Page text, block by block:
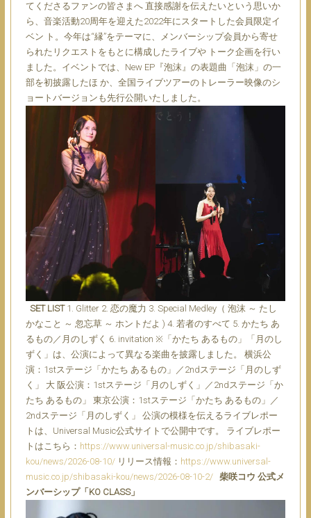
てくださるファンの皆さまへ 直接感謝を伝えたいという思いか
ら、音楽活動20周年を迎えた2022年にスタートした会員限定イ
ベン ト。今年は“縁”をテーマに、メンバーシップ会員から寄せ
られたリクエストをもとに構成したライブや トーク企画を行い
ました。イベントでは、New EP『泡沫』の表題曲「泡沫」の一
部を初披露したほ か、全国ライブツアーのトレーラー映像のシ
ョートバージョンも先行公開いたしました。
SET LIST1. Glitter 2. 恋の魔力 3. Special Medley（ 泡沫 ～ たし
かなこと ～ 忽忘草 ～ ホントだよ ) 4. 若者のすべて 5. かたち あ
るもの／月のしずく 6. invitation ※「かたち あるもの」「月のし
ずく」は、公演によって異なる楽曲を披露しました。 横浜公
演：1stステージ「かたち あるもの」／2ndステージ「月のしず
く」 大 阪公演：1stステージ「月のしずく」／2ndステージ「か
たち あるもの」 東京公演：1stステージ「かたち あるもの」／
2ndステージ「月のしずく」 公演の模様を伝えるライブレポー
トは、Universal Music公式サイトで公開中です。 ライブレポー
トはこちら： https://www.universal-music.co.jp/shibasaki-
kou/news/2026-08-10/リリース情報： https://www.universal-
music.co.jp/shibasaki-kou/news/2026-08-10-2/
柴咲コウ 公式メ
ンバーシップ「KO CLASS」